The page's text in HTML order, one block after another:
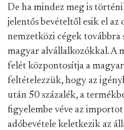
De ha mindez meg is
jelentős bevételtől esik el az
nemzetközi cégek továbbra
magyar alvállalkozókkal. A
felét központosítja a magyar
feltételezzük, hogy az
után 50 százalék, a
figyelembe véve az importot
adóbevétele keletkezik az